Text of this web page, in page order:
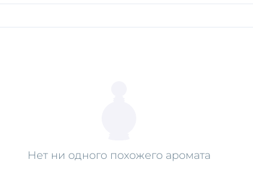
Нет ни одного похожего аромата